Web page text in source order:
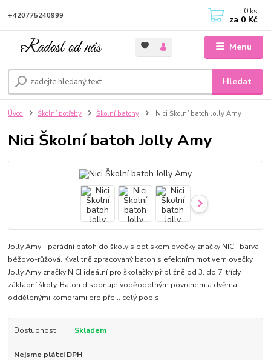
Menu
Hledat
+420775240999 0 ks
za 0 Kč
Úvod Školní potřeby Školní batohy Nici Školní batoh Jolly Amy
Nici Školní batoh Jolly Amy
Jolly Amy - parádní batoh do školy s potiskem ovečky značky NICI, barva
béžovo-růžová. Kvalitně zpracovaný batoh s efektním motivem ovečky
Jolly Amy značky NICI ideální pro školačky přibližně od 3. do 7. třídy
základní školy. Batoh disponuje voděodolným povrchem a dvěma
oddělenými komorami pro pře... celý popis
Dostupnost Skladem
Nejsme plátci DPH